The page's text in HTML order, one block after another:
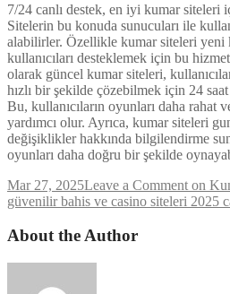
7/24 canlı destek, en iyi kumar siteleri
Sitelerin bu konuda sunucuları ile
alabilirler. Özellikle kumar siteleri yeni
kullanıcıları desteklemek için bu
olarak güncel kumar siteleri,
hızlı bir şekilde çözebilmek için 24
Bu, kullanıcıların oyunları daha rahat
yardımcı olur. Ayrıca, kumar siteleri
değişiklikler hakkında bilgilendirme
oyunları daha doğru bir şekilde
Mar 27, 2025Leave a Comment on
güvenilir bahis ve casino siteleri 2025
About the Author